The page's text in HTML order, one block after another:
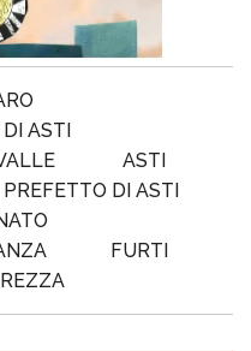
ASTI
ASTI
PREFETTO DI ASTI
FURTI